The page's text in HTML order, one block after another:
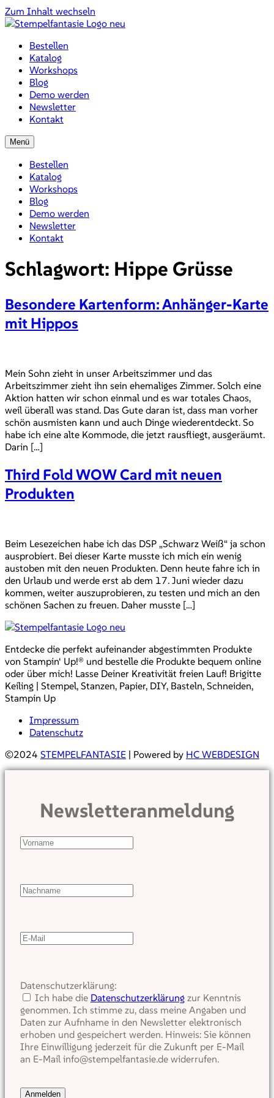
Zum Inhalt wechseln
Bestellen
Katalog
Workshops
Blog
Demo werden
Newsletter
Kontakt
Menü
Bestellen
Katalog
Workshops
Blog
Demo werden
Newsletter
Kontakt
Schlagwort: Hippe Grüsse
Besondere Kartenform: Anhänger-Karte
mit Hippos
Mein Sohn zieht in unser Arbeitszimmer und das
Arbeitszimmer zieht ihn sein ehemaliges Zimmer. Solch eine
Aktion hatten wir schon einmal und es war totales Chaos,
weil überall was stand. Das Gute daran ist, dass man vorher
schön ausmisten kann und auch Dinge wiederentdeckt. So
habe ich eine alte Kommode, die jetzt rausfliegt, ausgeräumt.
Darin […]
Third Fold WOW Card mit neuen
Produkten
Beim Lesezeichen habe ich das DSP „Schwarz Weiß“ ja schon
ausprobiert. Bei dieser Karte musste ich mich ein wenig
austoben mit den neuen Produkten. Denn heute fahre ich in
den Urlaub und werde erst ab dem 17. Juni wieder dazu
kommen, weiter auszuprobieren, zu testen und mich an den
schönen Sachen zu freuen. Daher musste […]
Entdecke die perfekt aufeinander abgestimmten Produkte
von Stampin‘ Up!® und bestelle die Produkte bequem online
oder über mich! Lasse Deiner Kreativität freien Lauf! Brigitte
Keiling | Stempel, Stanzen, Papier, DIY, Basteln, Schneiden,
Stampin Up
Impressum
Datenschutz
©2024 STEMPELFANTASIE | Powered by HC WEBDESIGN
Newsletteranmeldung
Datenschutzerklärung:
Ich habe die Datenschutzerklärung zur Kenntnis
genommen. Ich stimme zu, dass meine Angaben und
Daten zur Aufnhame in den Newsletter elektronisch
erhoben und gespeichert werden. Hinweis: Sie können
Ihre Einwilligung jederzeit für die Zukunft per E-Mail
an E-Mail info@stempelfantasie.de widerrufen.